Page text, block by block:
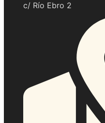
c/ Río Ebro 2